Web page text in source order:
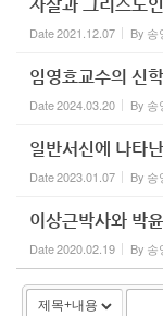
자살과 그리스도인
Date2021.12.07 By 송
임영효교수의 신학
Date2024.03.20 By 송
일반서신에 나타
Date2023.01.07 By 송
이상근박사와 박
Date2020.02.19 By 송